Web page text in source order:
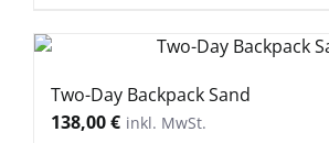
Two-Day Backpack Sand
138,00€